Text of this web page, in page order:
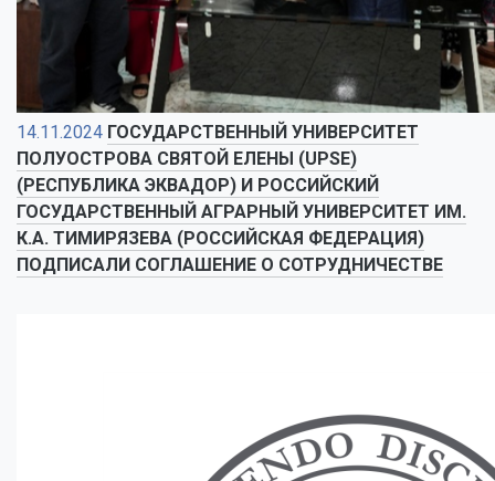
14.11.2024 ГОСУДАРСТВЕННЫЙ УНИВЕРСИТЕТ
ПОЛУОСТРОВА СВЯТОЙ ЕЛЕНЫ (UPSE)
(РЕСПУБЛИКА ЭКВАДОР) И РОССИЙСКИЙ
ГОСУДАРСТВЕННЫЙ АГРАРНЫЙ УНИВЕРСИТЕТ ИМ.
К.А. ТИМИРЯЗЕВА (РОССИЙСКАЯ ФЕДЕРАЦИЯ)
ПОДПИСАЛИ СОГЛАШЕНИЕ О СОТРУДНИЧЕСТВЕ